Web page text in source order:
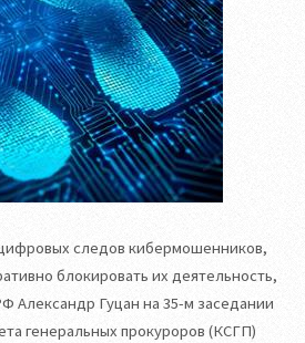
следов кибермошенников,
блокировать их деятельность,
Александр Гуцан на 35-м заседании
генеральных прокуроров (КСГП)